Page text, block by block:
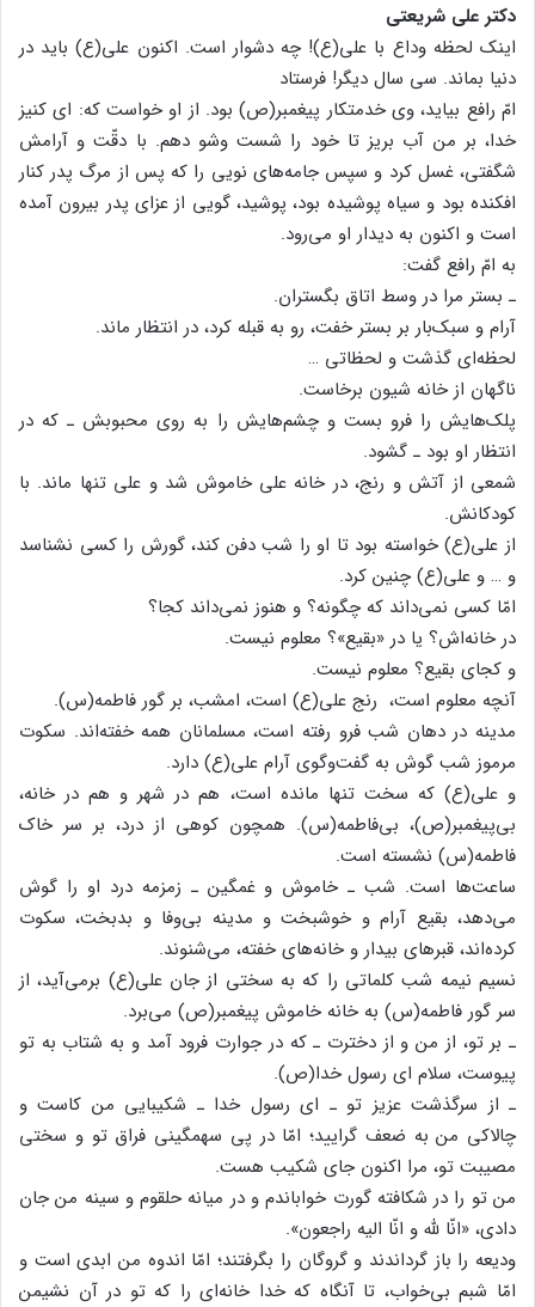
دکتر علی شریعتی
اینک لحظه وداع با علی(ع)! چه دشوار است. اکنون علی(ع) باید در
دنیا بماند. سی سال دیگر! فرستاد
امّ رافع بیاید، وی خدمتکار پیغمبر(ص) بود. از او خواست که: ای کنیز
خدا، بر من آب بریز تا خود را شست ‌وشو دهم. با دقّت و آرامش
شگفتی، غسل کرد و سپس جامه‌های نویی را که پس از مرگ پدر کنار
افکنده بود و سیاه پوشیده بود، پوشید، گویی از عزای پدر بیرون آمده
است و اکنون به دیدار او می‌رود.
به امّ رافع گفت:
ـ بستر مرا در وسط اتاق بگستران.
آرام و سبک‌بار بر بستر خفت، رو به قبله کرد، در انتظار ماند.
لحظه‌‌ای گذشت و لحظاتی …
ناگهان از خانه شیون برخاست.
پلک‌هایش را فرو بست و چشم‌هایش را به روی محبوبش ـ که در
انتظار او بود‌ ـ گشود.
شمعی از آتش و رنج، در خانه‌ علی خاموش شد و علی تنها ماند. با
کودکانش.
از علی(ع) خواسته بود تا او را شب دفن کند، گورش را کسی نشناسد
و … و علی(ع) چنین کرد.
امّا کسی نمی‌داند که چگونه؟ و هنوز نمی‌‌داند کجا؟
در خانه‌اش؟ یا در «بقیع»؟ معلوم نیست.
و کجای بقیع؟ معلوم نیست.
آنچه معلوم است، ‌ رنج علی(ع) است، امشب، بر گور فاطمه(س).
مدینه در دهان شب فرو رفته است، مسلمانان همه خفته‌‌اند. سکوت
مرموز شب گوش به گفت‌وگوی آرام علی(ع) دارد.
و علی(ع) که سخت تنها مانده است، هم در شهر و هم در خانه،
بی‌پیغمبر(ص)، بی‌فاطمه(س). همچون کوهی از درد، بر سر خاک
فاطمه(س) نشسته است.
ساعت‌‌ها است. شب ـ خاموش و غمگین ـ زمزمه درد او را گوش
می‌‌دهد، بقیع آرام و خوشبخت و مدینه بی‌وفا و بدبخت، سکوت
کرده‌اند، قبر‌های بیدار و خانه‌های خفته، می‌شنوند.
نسیم نیمه شب کلماتی را که به سختی از جان علی(ع) برمی‌آید، از
سر گور فاطمه(س) به خانه‌ خاموش پیغمبر(ص) می‌برد.
ـ بر تو، از من و از دخترت ـ که در جوارت فرود آمد و به شتاب به تو
پیوست، سلام ای رسول خدا(ص).
ـ از سرگذشت عزیز تو ـ ای رسول خدا ـ شکیبایی من کاست و
چالاکی من به ضعف گرایید؛ امّا در پی سهمگینی فراق تو و سختی
مصیبت تو، مرا اکنون جای شکیب هست.
من تو را در شکافته گورت خواباندم و در میانه‌ حلقوم و سینه من جان
دادی، «انّا لله و انّا الیه راجعون».
ودیعه را باز گرداندند و گروگان را بگرفتند؛ امّا اندوه من ابدی است و
امّا شبم بی‌خواب، تا آنگاه که خدا خانه‌ای را که تو در آن نشیمن